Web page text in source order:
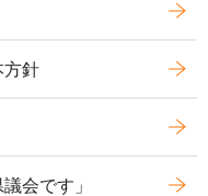
方針
会です」